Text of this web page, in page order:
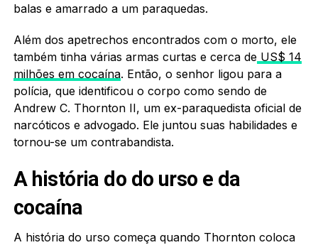
balas e amarrado a um paraquedas.
Além dos apetrechos encontrados com o morto, ele
também tinha várias armas curtas e cerca deUS$ 14
milhões em cocaína. Então, o senhor ligou para a
polícia, que identificou o corpo como sendo de
Andrew C. Thornton II, um ex-paraquedista oficial de
narcóticos e advogado. Ele juntou suas habilidades e
tornou-se um contrabandista.
A história do do urso e da
cocaína
A história do urso começa quando Thornton coloca